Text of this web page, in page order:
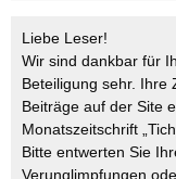
Liebe Leser!
Wir sind dankbar für
Beteiligung sehr. Ihre
Beiträge auf der Site
Monatszeitschrift
Bitte entwerten Sie
Verunglimpfungen